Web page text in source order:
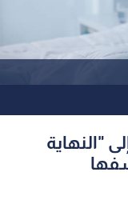
"النهاية